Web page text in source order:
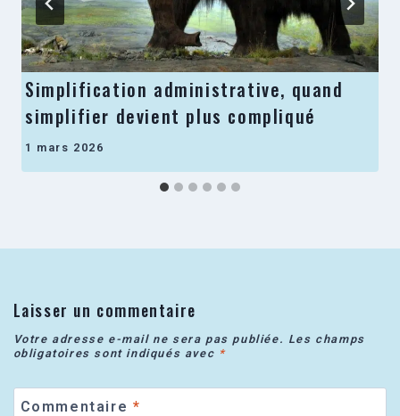
Simplification administrative, quand
simplifier devient plus compliqué
1 mars 2026
Laisser un commentaire
Votre adresse e-mail ne sera pas publiée. Les champs
obligatoires sont indiqués avec *
Commentaire *